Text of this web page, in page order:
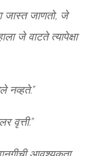
जास्त जाणतो, जे
जे वाटते त्यापेक्षा
नव्हते.”
वृत्ती.”